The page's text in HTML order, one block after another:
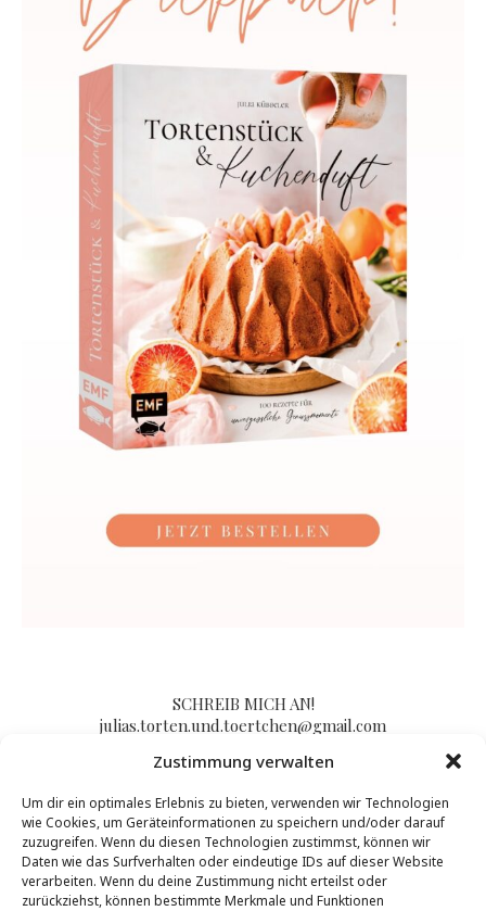
Zustimmung verwalten
Um dir ein optimales Erlebnis zu bieten, verwenden wir Technologien
wie Cookies, um Geräteinformationen zu speichern und/oder darauf
zuzugreifen. Wenn du diesen Technologien zustimmst, können wir
Daten wie das Surfverhalten oder eindeutige IDs auf dieser Website
verarbeiten. Wenn du deine Zustimmung nicht erteilst oder
zurückziehst, können bestimmte Merkmale und Funktionen
SCHREIB MICH AN!
julias.torten.und.toertchen@gmail.com
Impressum/Kontakt & Datenschutzerklärung